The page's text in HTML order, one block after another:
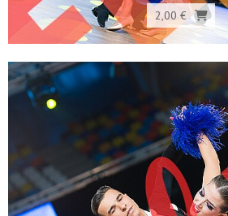
2,00 €